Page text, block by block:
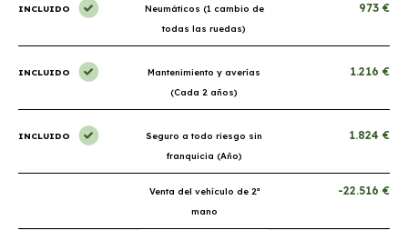
INCLUIDO
Neumáticos (1 cambio de
todas las ruedas)
973 €
INCLUIDO
Mantenimiento y averías
(Cada 2 años)
1.216 €
INCLUIDO
Seguro a todo riesgo sin
franquicia (Año)
1.824 €
Venta del vehículo de 2ª
mano
-22.516 €